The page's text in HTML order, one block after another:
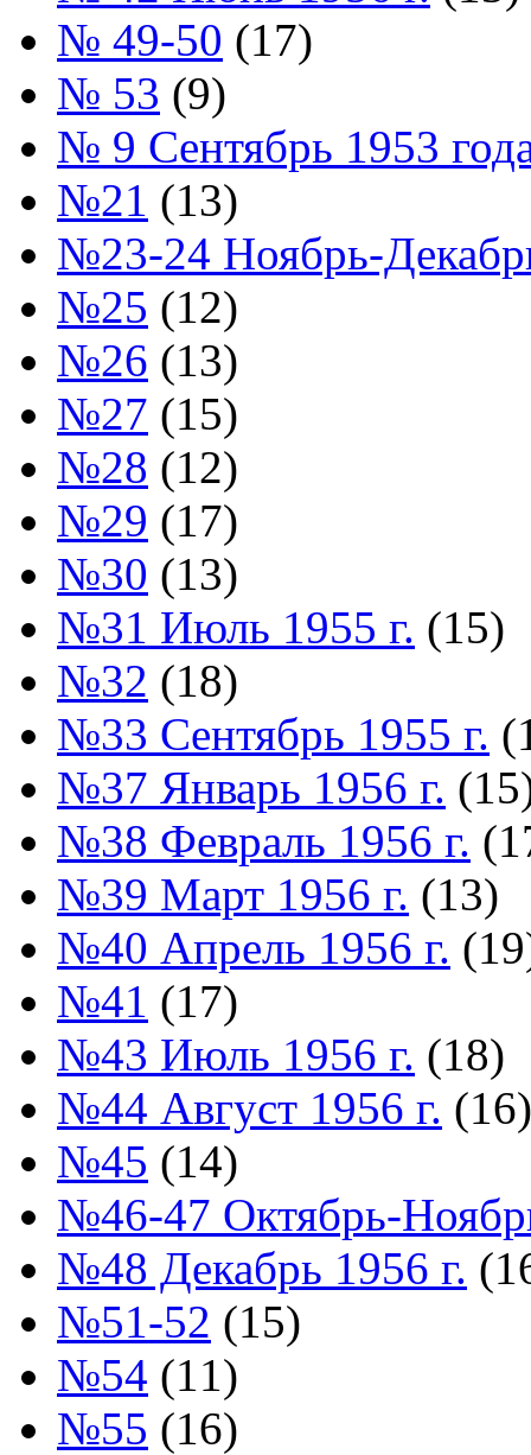
№ 49-50 (17)
№ 53 (9)
№ 9 Сентябрь 1953
№21 (13)
№23-24 Ноябрь-
№25 (12)
№26 (13)
№27 (15)
№28 (12)
№29 (17)
№30 (13)
№31 Июль 1955 г. (15)
№32 (18)
№33 Сентябрь 1955 г.
№37 Январь 1956 г.
№38 Февраль 1956 г.
№39 Март 1956 г. (13)
№40 Апрель 1956 г.
№41 (17)
№43 Июль 1956 г. (18)
№44 Август 1956 г. (16)
№45 (14)
№46-47 Октябрь-
№48 Декабрь 1956 г.
№51-52 (15)
№54 (11)
№55 (16)